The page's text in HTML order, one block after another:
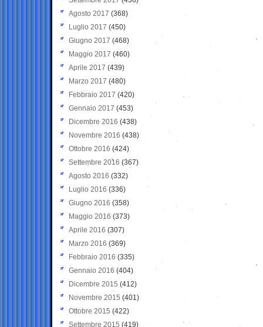
Agosto 2017 (368)
Luglio 2017 (450)
Giugno 2017 (468)
Maggio 2017 (460)
Aprile 2017 (439)
Marzo 2017 (480)
Febbraio 2017 (420)
Gennaio 2017 (453)
Dicembre 2016 (438)
Novembre 2016 (438)
Ottobre 2016 (424)
Settembre 2016 (367)
Agosto 2016 (332)
Luglio 2016 (336)
Giugno 2016 (358)
Maggio 2016 (373)
Aprile 2016 (307)
Marzo 2016 (369)
Febbraio 2016 (335)
Gennaio 2016 (404)
Dicembre 2015 (412)
Novembre 2015 (401)
Ottobre 2015 (422)
Settembre 2015 (419)